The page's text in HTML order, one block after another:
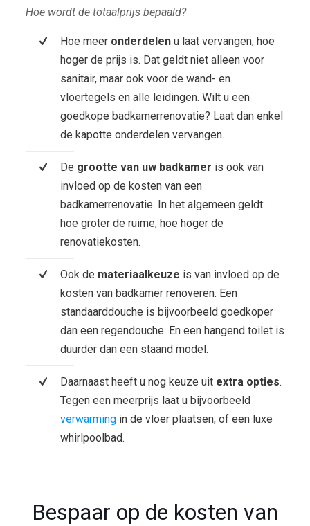
Hoe wordt de totaalprijs bepaald?
Hoe meer onderdelenu laat vervangen, hoe
hoger de prijs is. Dat geldt niet alleen voor
sanitair, maar ook voor de wand- en
vloertegels en alle leidingen. Wilt u een
goedkope badkamerrenovatie? Laat dan enkel
de kapotte onderdelen vervangen.
De grootte van uw badkamer is ook van
invloed op de kosten van een
badkamerrenovatie. In het algemeen geldt:
hoe groter de ruime, hoe hoger de
renovatiekosten.
Ook de materiaalkeuze is van invloed op de
kosten van badkamer renoveren. Een
standaarddouche is bijvoorbeeld goedkoper
dan een regendouche. En een hangend toilet is
duurder dan een staand model.
Daarnaast heeft u nog keuze uit extra opties.
Tegen een meerprijs laat u bijvoorbeeld
verwarmingin de vloer plaatsen, of een luxe
whirlpoolbad.
Bespaar op de kosten van